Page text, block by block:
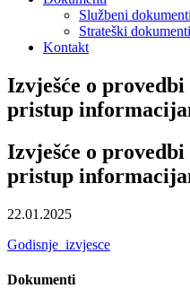
Službeni dokumenti
Strateški dokumenti
Kontakt
Izvješće o
pristup
Izvješće o
pristup
22.01.2025
Godisnje_izvjesce
Dokumenti